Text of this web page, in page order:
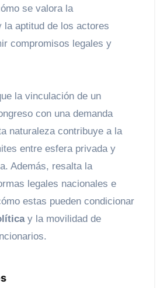
se valora la
aptitud de los actores
compromisos legales y
la vinculación de un
con una demanda
naturaleza contribuye a la
entre esfera privada y
Además, resalta la
legales nacionales e
estas pueden condicionar
y la movilidad de